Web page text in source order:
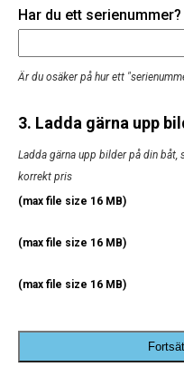
Har du ett serienummer?
Är du osäker på hur ett
3. Ladda gärna upp
Ladda gärna upp bilder på din
korrekt pris
(max file size 16 MB)
(max file size 16 MB)
(max file size 16 MB)